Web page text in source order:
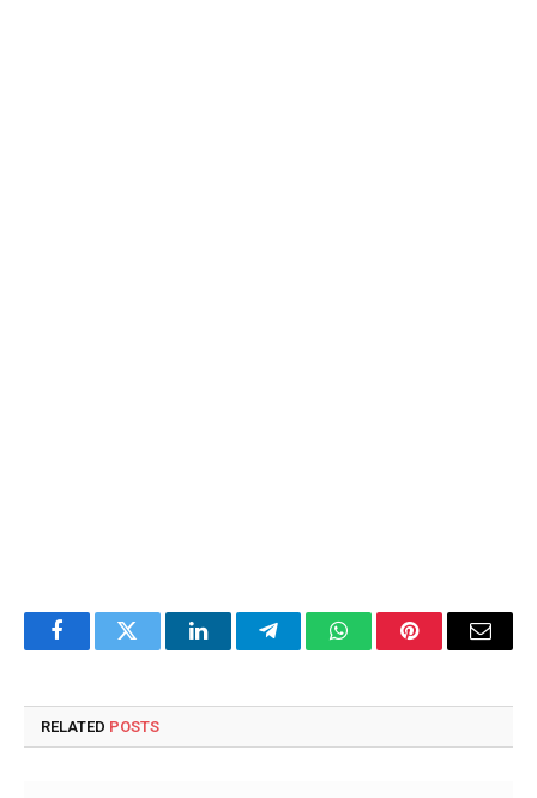
FacebookTwitter LinkedInTelegramWhatsAppPinterestEmail
RELATED POSTS